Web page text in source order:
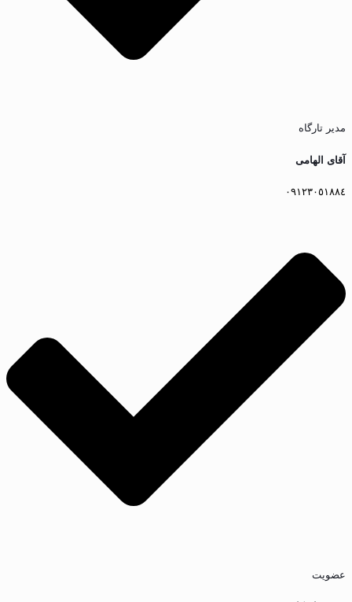
مدیر تارگاه
آقای الهامى
٠٩١٢٣٠٥١٨٨٤
عضویت